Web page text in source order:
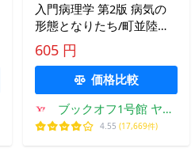
入門病理学 第2版 病気の
形態となりたち/町並陸生
(著者)
605 円
価格比較
ブックオフ1号館 ヤフ
ーショッピング店
4.55 (17,669件)